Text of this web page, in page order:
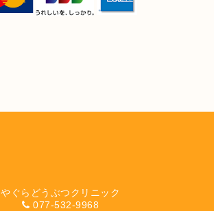
やぐらどうぶつクリニック
077-532-9968